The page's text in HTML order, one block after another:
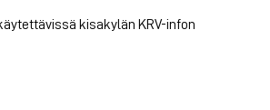
kisakylän KRV-infon